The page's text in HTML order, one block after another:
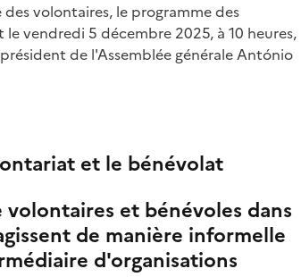
volontaires, le programme des
vendredi 5 décembre 2025, à 10 heures,
de l'Assemblée générale António
et le bénévolat
et bénévoles dans
de manière informelle
d'organisations